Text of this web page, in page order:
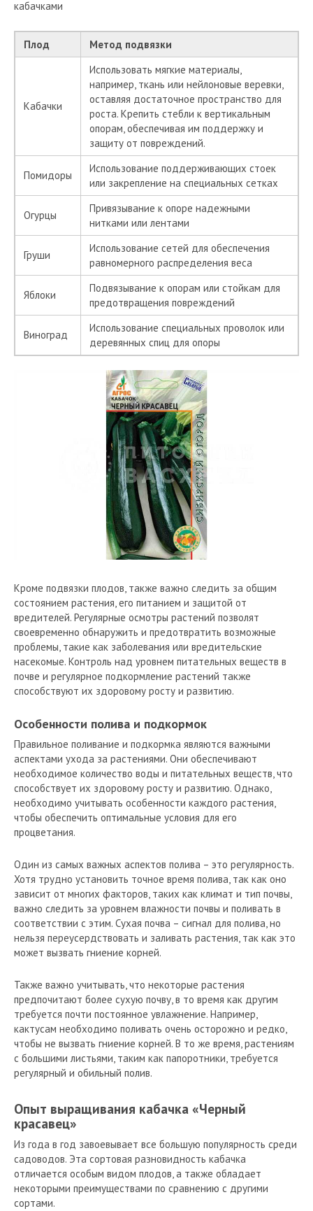
кабачками
Плод Метод подвязки
Кабачки
Использовать мягкие материалы,
например, ткань или нейлоновые веревки,
оставляя достаточное пространство для
роста. Крепить стебли к вертикальным
опорам, обеспечивая им поддержку и
защиту от повреждений.
Помидоры
Использование поддерживающих стоек
или закрепление на специальных сетках
Огурцы
Привязывание к опоре надежными
нитками или лентами
Груши
Использование сетей для обеспечения
равномерного распределения веса
Яблоки
Подвязывание к опорам или стойкам для
предотвращения повреждений
Виноград
Использование специальных проволок или
деревянных спиц для опоры
Кроме подвязки плодов, также важно следить за общим
состоянием растения, его питанием и защитой от
вредителей. Регулярные осмотры растений позволят
своевременно обнаружить и предотвратить возможные
проблемы, такие как заболевания или вредительские
насекомые. Контроль над уровнем питательных веществ в
почве и регулярное подкормление растений также
способствуют их здоровому росту и развитию.
Особенности полива и подкормок
Правильное поливание и подкормка являются важными
аспектами ухода за растениями. Они обеспечивают
необходимое количество воды и питательных веществ, что
способствует их здоровому росту и развитию. Однако,
необходимо учитывать особенности каждого растения,
чтобы обеспечить оптимальные условия для его
процветания.
Один из самых важных аспектов полива – это регулярность.
Хотя трудно установить точное время полива, так как оно
зависит от многих факторов, таких как климат и тип почвы,
важно следить за уровнем влажности почвы и поливать в
соответствии с этим. Сухая почва – сигнал для полива, но
нельзя переусердствовать и заливать растения, так как это
может вызвать гниение корней.
Также важно учитывать, что некоторые растения
предпочитают более сухую почву, в то время как другим
требуется почти постоянное увлажнение. Например,
кактусам необходимо поливать очень осторожно и редко,
чтобы не вызвать гниение корней. В то же время, растениям
с большими листьями, таким как папоротники, требуется
регулярный и обильный полив.
Опыт выращивания кабачка «Черный
красавец»
Из года в год завоевывает все большую популярность среди
садоводов. Эта сортовая разновидность кабачка
отличается особым видом плодов, а также обладает
некоторыми преимуществами по сравнению с другими
сортами.